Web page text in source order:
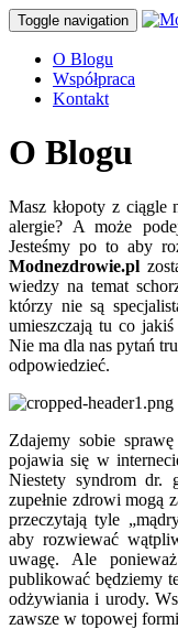
Toggle navigation
O Blogu
Współpraca
Kontakt
O Blogu
Masz kłopoty z ciągle
alergie? A może
Jesteśmy po to aby
Modnezdrowie.pl
wiedzy na temat
którzy nie są
umieszczają tu co
Nie ma dla nas pytań
odpowiedzieć.
Zdajemy sobie
pojawia się w
Niestety syndrom dr.
zupełnie zdrowi mogą
przeczytają tyle
aby rozwiewać
uwagę. Ale
publikować będziemy
odżywiania i urody.
zawsze w topowej